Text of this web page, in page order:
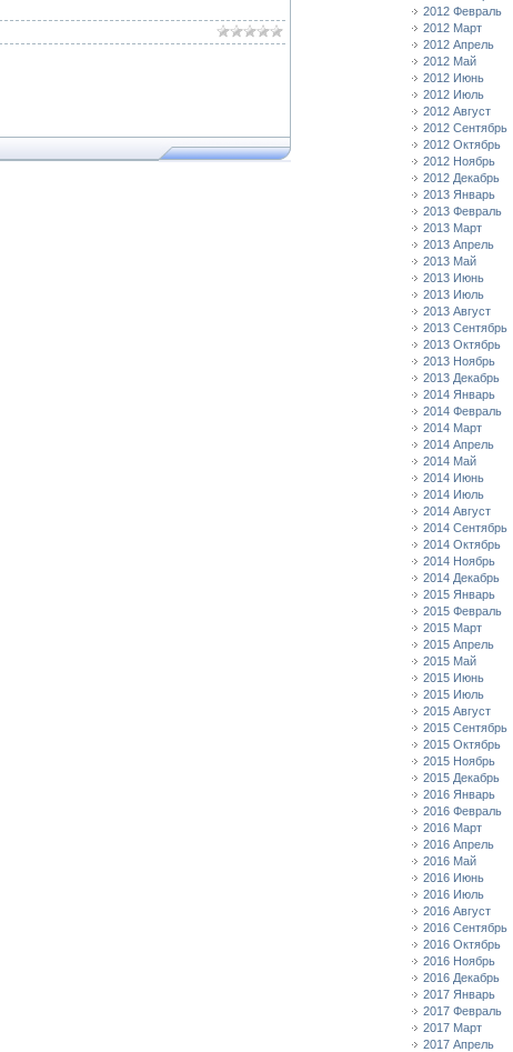
2012 Февраль
2012 Март
2012 Апрель
2012 Май
2012 Июнь
2012 Июль
2012 Август
2012 Сентябрь
2012 Октябрь
2012 Ноябрь
2012 Декабрь
2013 Январь
2013 Февраль
2013 Март
2013 Апрель
2013 Май
2013 Июнь
2013 Июль
2013 Август
2013 Сентябрь
2013 Октябрь
2013 Ноябрь
2013 Декабрь
2014 Январь
2014 Февраль
2014 Март
2014 Апрель
2014 Май
2014 Июнь
2014 Июль
2014 Август
2014 Сентябрь
2014 Октябрь
2014 Ноябрь
2014 Декабрь
2015 Январь
2015 Февраль
2015 Март
2015 Апрель
2015 Май
2015 Июнь
2015 Июль
2015 Август
2015 Сентябрь
2015 Октябрь
2015 Ноябрь
2015 Декабрь
2016 Январь
2016 Февраль
2016 Март
2016 Апрель
2016 Май
2016 Июнь
2016 Июль
2016 Август
2016 Сентябрь
2016 Октябрь
2016 Ноябрь
2016 Декабрь
2017 Январь
2017 Февраль
2017 Март
2017 Апрель